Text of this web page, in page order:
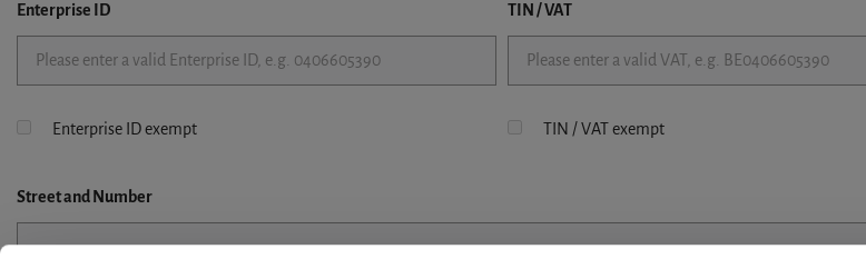
Enterprise ID TIN / VAT
Enterprise ID exempt TIN / VAT exempt
Streetand Number